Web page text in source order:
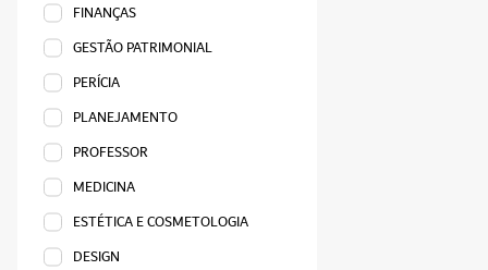
FINANÇAS
GESTÃO PATRIMONIAL
PERÍCIA
PLANEJAMENTO
PROFESSOR
MEDICINA
ESTÉTICA E COSMETOLOGIA
DESIGN